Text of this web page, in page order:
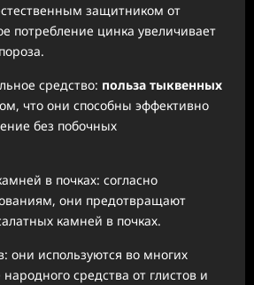
защитником от
потребление цинка увеличивает
средство: польза тыквенных
что они способны эффективно
без побочных
в почках: согласно
они предотвращают
камней в почках.
они используются во многих
народного средства от глистов и